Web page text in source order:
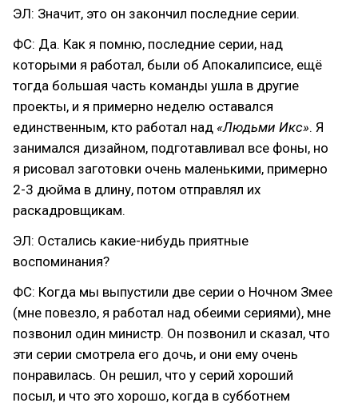
ЭЛ: Значит, это он закончил последние серии.
ФС: Да. Как я помню, последние серии, над
которыми я работал, были об Апокалипсисе, ещё
тогда большая часть команды ушла в другие
проекты, и я примерно неделю оставался
единственным, кто работал над «Людьми Икс». Я
занимался дизайном, подготавливал все фоны, но
я рисовал заготовки очень маленькими, примерно
2-3 дюйма в длину, потом отправлял их
раскадровщикам.
ЭЛ: Остались какие-нибудь приятные
воспоминания?
ФС: Когда мы выпустили две серии о Ночном Змее
(мне повезло, я работал над обеими сериями), мне
позвонил один министр. Он позвонил и сказал, что
эти серии смотрела его дочь, и они ему очень
понравилась. Он решил, что у серий хороший
посыл, и что это хорошо, когда в субботнем